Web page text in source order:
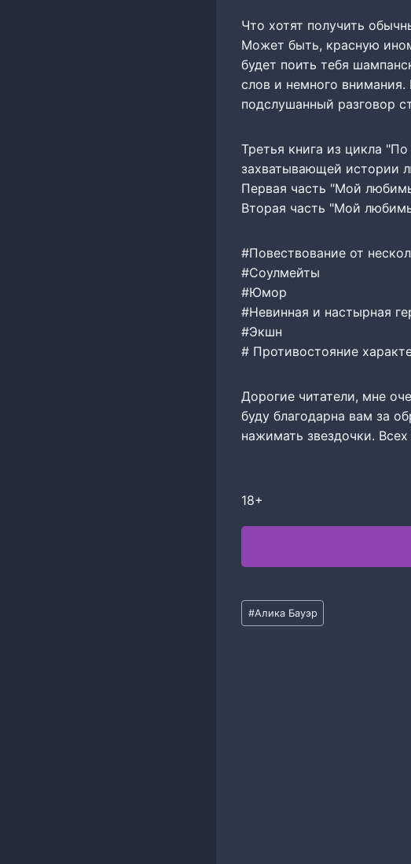
Что хотят получить
Может быть, красную
будет поить тебя
слов и немного
подслушанный разговор
Третья книга из цикла
захватывающей истории
Первая часть "Мой
Вторая часть "Мой
#Повествование от
#Соулмейты
#Юмор
#Невинная и настырная
#Экшн
# Противостояние
Дорогие читатели, мне
буду благодарна вам за
нажимать звездочки.
18+
Метки
записи:
#Алика Бауэр